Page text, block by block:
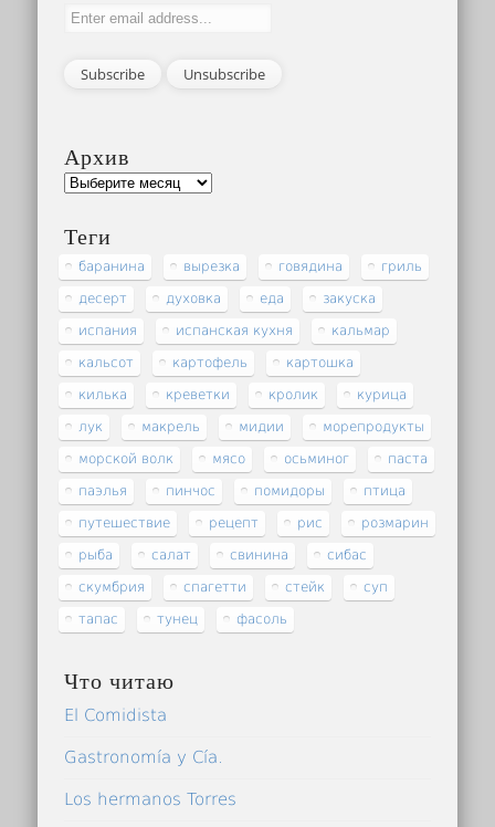
Архив
Теги
баранина вырезка говядина гриль
десерт духовка еда закуска
испания испанская кухня кальмар
кальсот картофель картошка
килька креветки кролик курица
лук макрель мидии морепродукты
морской волк мясо осьминог паста
паэлья пинчос помидоры птица
путешествие рецепт рис розмарин
рыба салат свинина сибас
скумбрия спагетти стейк суп
тапас тунец фасоль
Что читаю
El Comidista
Gastronomía y Cía.
Los hermanos Torres